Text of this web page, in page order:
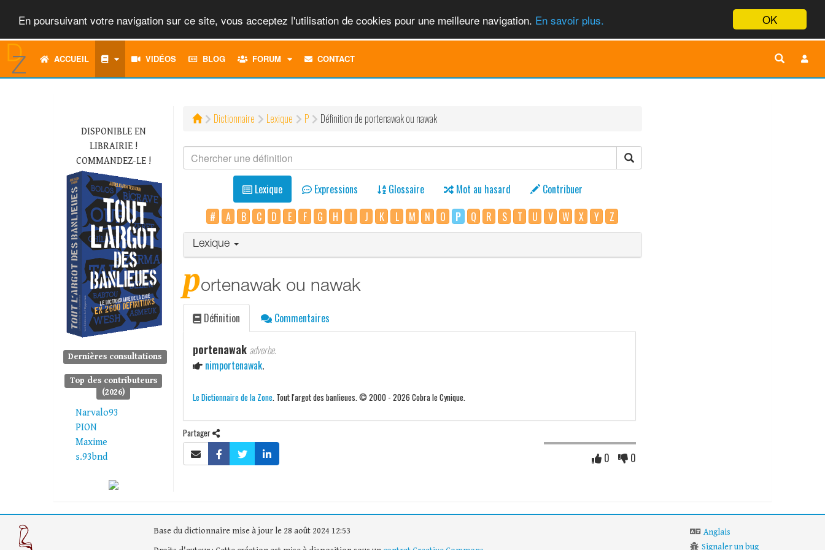
OK
En poursuivant votre navigation sur ce site, vous acceptez l'utilisation de cookies pour une meilleure navigation. En savoir plus.
ACCUEIL VIDÉOS BLOG FORUM
TOGGLECONTACT
DISPONIBLE EN
LIBRAIRIE !
COMMANDEZ-LE !
Dernières consultations
Top des contributeurs
(2026)
Narvalo93
PION
Maxime
s.93bnd
Dictionnaire Lexique P Définition de portenawak ou nawak
Lexique Expressions Glossaire Mot au hasard
Contribuer
#
A B C D E F G H I J K L M N O P Q R S T U V W X Y Z
Lexique
portenawak ou nawak
Définition Commentaires
portenawak adverbe.
nimportenawak.
Le Dictionnaire de la Zone. Tout l'argot des banlieues. © 2000 - 2026 Cobra le Cynique.
Partager
0 0
Base du dictionnaire mise à jour le 28 août 2024 12:53
Anglais
Signaler un bug